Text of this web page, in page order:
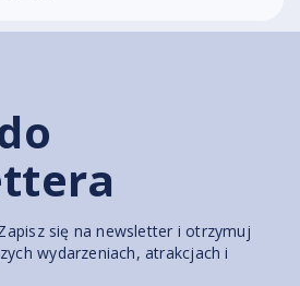
się na newsletter i otrzymuj
wydarzeniach, atrakcjach i